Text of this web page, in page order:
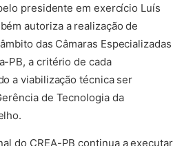
presidente em exercício Luís
autoriza a realização de
das Câmaras Especializadas
PB, a critério de cada
a viabilização técnica ser
de Tecnologia da
do CREA-PB continua a executar